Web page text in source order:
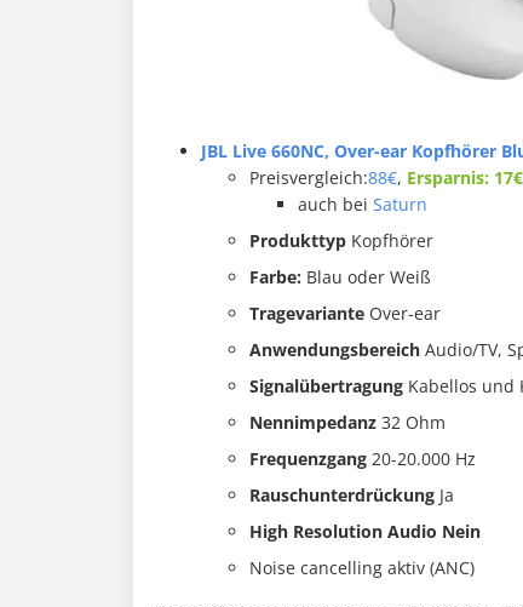
JBL Live 660NC, Over-ear Kopfhörer
Preisvergleich:88€, Ersparnis: 17€
auch bei Saturn
Produkttyp Kopfhörer
Farbe: Blau oder Weiß
Tragevariante Over-ear
Anwendungsbereich Audio/TV,
Signalübertragung Kabellos und
Nennimpedanz 32 Ohm
Frequenzgang 20-20.000 Hz
Rauschunterdrückung Ja
High Resolution Audio Nein
Noise cancelling aktiv (ANC)